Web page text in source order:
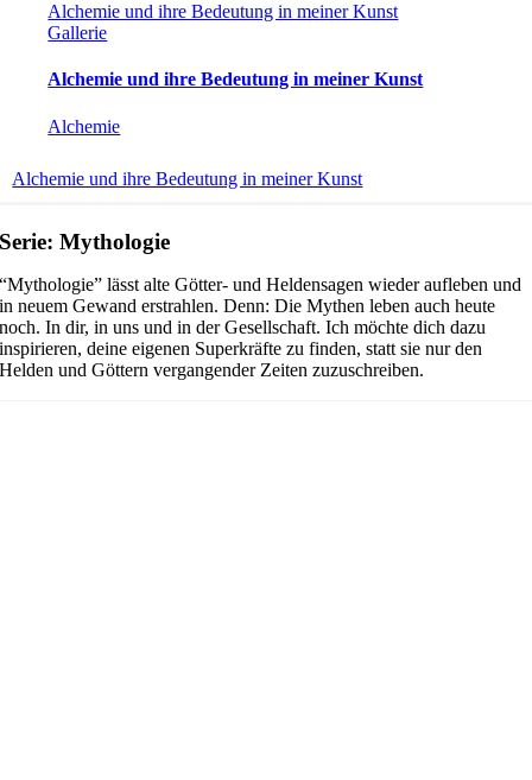
Alchemie und ihre Bedeutung in meiner Kunst
Gallerie
Alchemie und ihre Bedeutung in meiner Kunst
Alchemie
Alchemie und ihre Bedeutung in meiner Kunst
Serie: Mythologie
“Mythologie” lässt alte Götter- und Heldensagen wieder aufleben und
in neuem Gewand erstrahlen. Denn: Die Mythen leben auch heute
noch. In dir, in uns und in der Gesellschaft.Ich möchte dich dazu
inspirieren, deine eigenen Superkräfte zu finden, statt sie nur den
Helden und Göttern vergangender Zeiten zuzuschreiben.